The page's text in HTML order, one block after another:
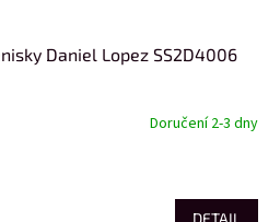
Daniel Lopez SS2D4006
Doručení 2-3 dny